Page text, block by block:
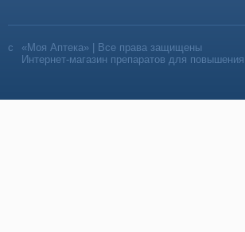
«Моя Аптека» | Все права защищены
Интернет-магазин препаратов для